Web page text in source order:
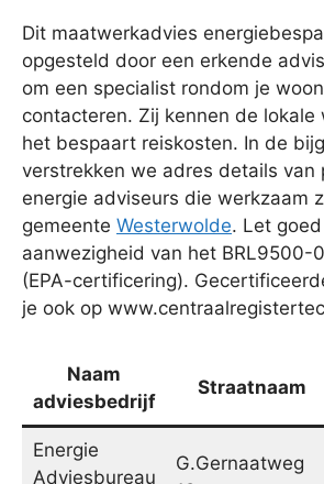
Dit maatwerkadvies
opgesteld door een erkende
om een specialist rondom je
contacteren. Zij kennen de lokale
het bespaart reiskosten. In de
verstrekken we adres details van
energie adviseurs die werkzaam
gemeente Westerwolde. Let
aanwezigheid van het BRL9500-
(EPA-certificering).
je ook op
Naam
adviesbedrijf
Straatnaam
Energie
Adviesbureau
G.Gernaatweg